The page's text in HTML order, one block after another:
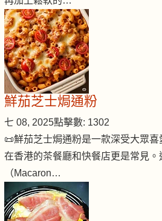
鮮茄芝士焗通粉
七 08, 2025點擊數: 1302
📜鮮茄芝士焗通粉是一款深受大眾
在香港的茶餐廳和快餐店更是常見
（Macaron…